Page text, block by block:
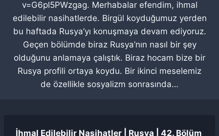
v=G6pl5PWzgag. Merhabalar efendim, ihmal
edilebilir nasihatlerde. Birgül koyduğumuz yerden
bu haftada Rusya’yı konuşmaya devam ediyoruz.
Geçen bölümde biraz Rusya’nın nasıl bir şey
olduğunu anlamaya çalıştık. Biraz hocam bize bir
Rusya profili ortaya koydu. Bir ikinci meselemiz
de özellikle sosyalizm sonrasında…
İhmal Edilebilir Nasihatler | Rusya | 42. Bölüm